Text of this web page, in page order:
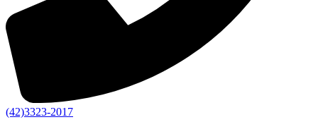
(42)3323-2017